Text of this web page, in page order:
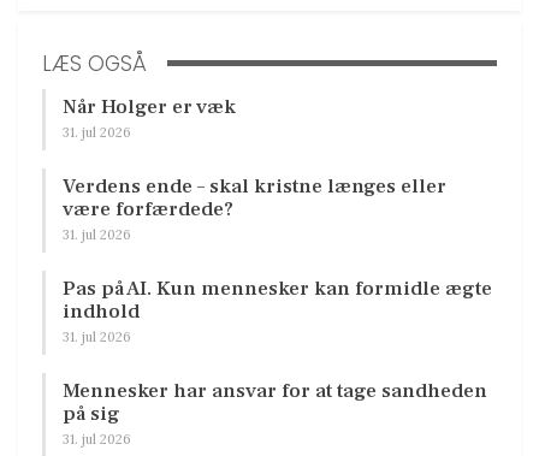
LÆS OGSÅ
Når Holger er væk
31. jul 2026
Verdens ende – skal kristne længes eller
være forfærdede?
31. jul 2026
Pas på AI. Kun mennesker kan formidle ægte
indhold
31. jul 2026
Mennesker har ansvar for at tage sandheden
på sig
31. jul 2026